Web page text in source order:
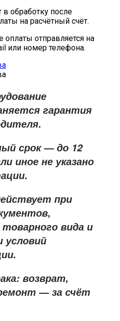
в обработку после
на расчётный счёт.
отправляется на
или номер телефона.
гарантия
.
срок — до 12
иное не указано
при
товарного вида и
условий
возврат,
—за счёт